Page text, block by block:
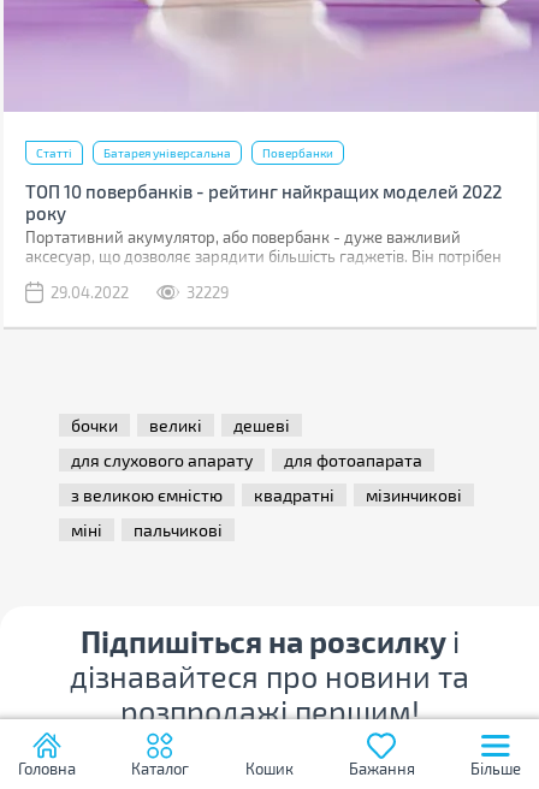
Статті Батарея універсальна Повербанки
ТОП 10 повербанків - рейтинг найкращих моделей 2022
року
Портативний акумулятор, або повербанк - дуже важливий
аксесуар, що дозволяє зарядити більшість гаджетів. Він потрібен
бойових дій. Недаремно волонтери постійно просять
Ми склали рейтинг з 10-ти цікавих моделей, кожну з яких можна
29.04.2022 32229
бочки великі
дешеві
для слухового апарату
для фотоапарата
з великою ємністю
квадратні
мізинчикові
міні
пальчикові
Підпишіться на розсилку і
дізнавайтеся про новини та
розпродажі першим!
Головна Каталог Кошик Бажання Більше